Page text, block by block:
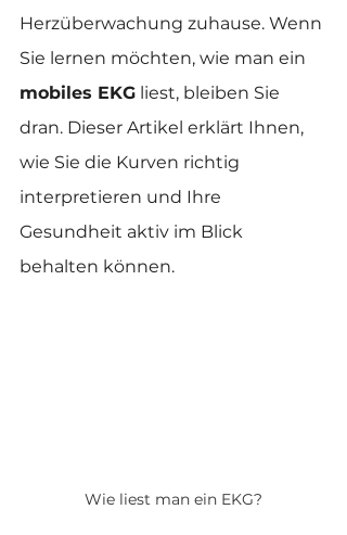
Herzüberwachung zuhause. Wenn
Sie lernen möchten, wie man ein
mobiles EKG liest, bleiben Sie
dran. Dieser Artikel erklärt Ihnen,
wie Sie die Kurven richtig
interpretieren und Ihre
Gesundheit aktiv im Blick
behalten können.
Wie liest man ein EKG?